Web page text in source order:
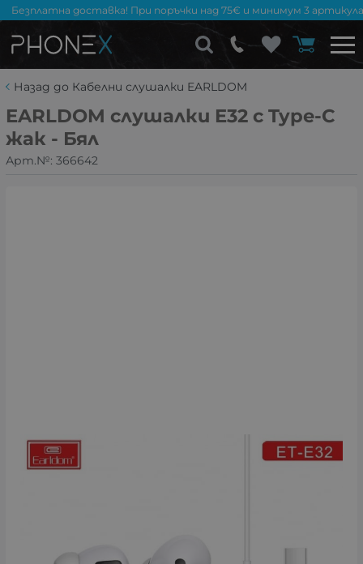
Безплатна доставка! При поръчки над 75€ и минимум 3
Назад до Кабелни слушалки EARLDOM
EARLDOM слушалки E32 с Type-C
жак - Бял
Арт.№: 366642